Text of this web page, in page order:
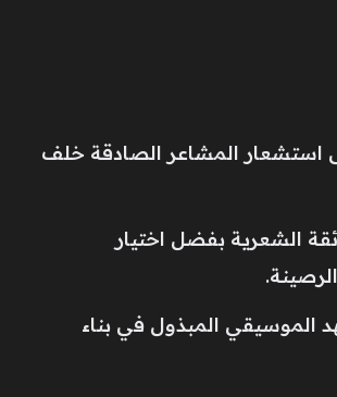
استشعار المشاعر الصادقة خلف
الشعرية بفضل اختيار
الموسيقي المبذول في بناء